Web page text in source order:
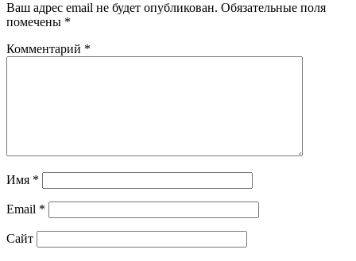
Ваш адрес email не будет опубликован. Обязательные поля
помечены *
Комментарий *
Имя *
Email *
Сайт